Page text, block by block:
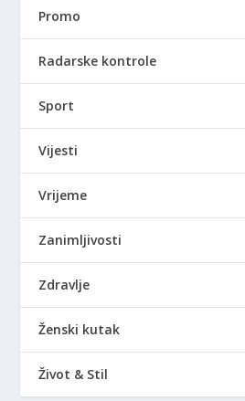
Promo
Radarske kontrole
Sport
Vijesti
Vrijeme
Zanimljivosti
Zdravlje
Ženski kutak
Život & Stil